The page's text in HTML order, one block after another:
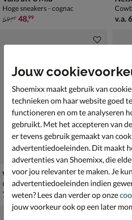
Hoge sneakers - cognac
van € 69,99 voor € 48,99
69,99 48,99 v.a.
Warmbat Australia Wallaby
Gevoerde boots - cognac
€ 79,99
79 ,99 van
69,99
Jouw
Shoemixx maakt gebruik van
technieken om haar website goed
functioneren en om te analyseren
gebruikt. Met het accepteren van
er tevens gebruik gemaakt van
advertentiedoeleinden. Dit maakt
advertenties van Shoemixx, die
voor jou relevanter te maken. Je
advertentiedoeleinden indien
weten? Lees dan verder op onze
jouw voorkeur ook op een later